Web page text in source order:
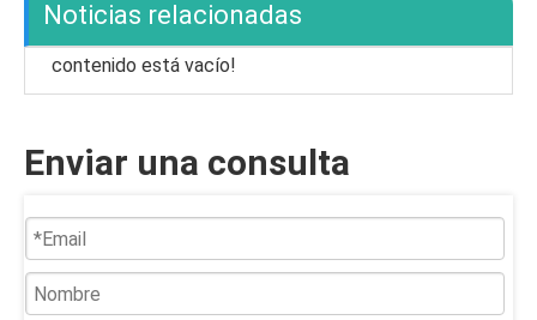
Noticias relacionadas
contenido está vacío!
Enviar una consulta